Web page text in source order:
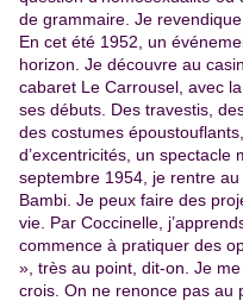
de grammaire. Je
En cet été 1952, un
horizon. Je découvre au
cabaret Le Carrousel, avec
ses débuts. Des travestis,
des costumes
d’excentricités, un spectacle
septembre 1954, je rentre
Bambi. Je peux faire des
vie. Par Coccinelle,
commence à pratiquer des
», très au point, dit-on. Je
crois. On ne renonce pas au